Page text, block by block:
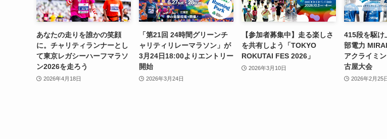
あなたの走りを誰かの笑顔
に。チャリティランナーとし
て東京レガシーハーフマラソ
ン2026を走ろう
2026年4月18日
「第21回 24時間グリーンチ
ャリティリレーマラソン」が
3月24日18:00よりエントリー
開始
2026年3月24日
【参加者募集中】走る楽しさ
を共有しよう「TOKYO
ROKUTAI FES 2026」
2026年3月10日
415段を駆け
部電力
アクライミ
古屋大会
2026年2月25